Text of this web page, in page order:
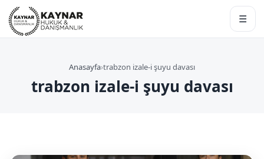
☰
Anasayfa›trabzon izale-i şuyu davası
trabzon izale-i şuyu davası